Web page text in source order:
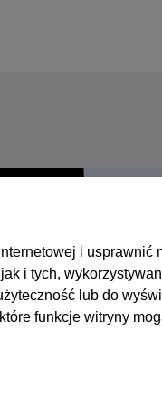
i usprawnić
i tych,
lub do
funkcje witryny